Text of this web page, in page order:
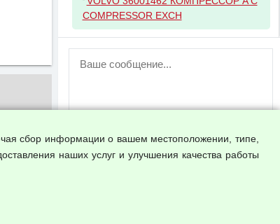
сбор информации о вашем местоположении, типе,
наших услуг и улучшения качества работы
COMPRESSOR EXCH
ВНИМАНИЕ!
пользователей временно отключена!
аккаунт.